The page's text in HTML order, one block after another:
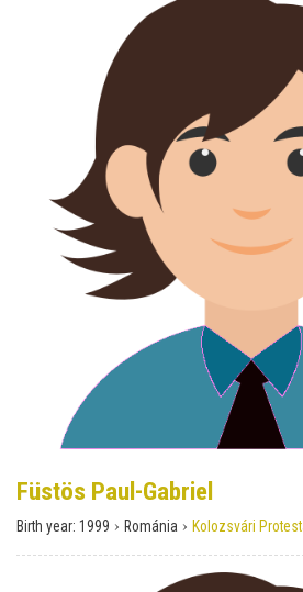
Füstös Paul-Gabriel
Birth year: 1999 › Románia › Kolozsvári